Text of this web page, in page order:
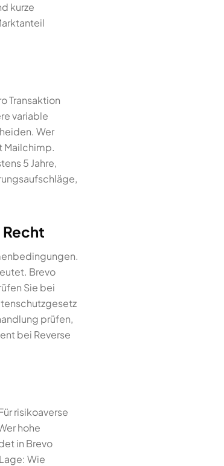
kurze
Transaktion
variable
Wer
Mailchimp.
5 Jahre,
Brevo
Sie bei
prüfen,
bei Reverse
risikoaverse
hohe
in Brevo
Wie